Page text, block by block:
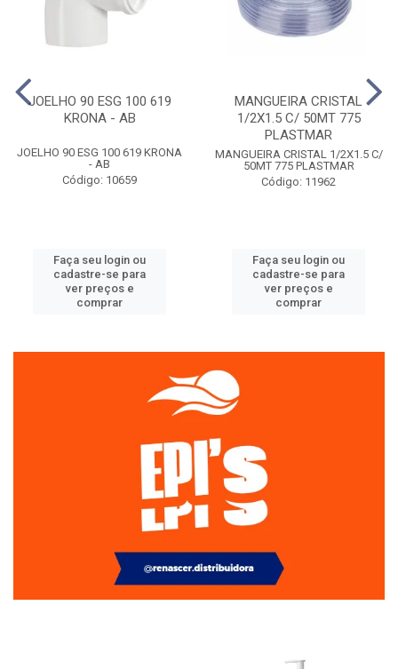
JOELHO 90 ESG 100 619
KRONA - AB
JOELHO 90 ESG 100 619 KRONA
- AB
Código: 10659
Faça seu login ou
cadastre-se para
ver preços e
comprar
MANGUEIRA CRISTAL
1/2X1.5 C/ 50MT 775
PLASTMAR
MANGUEIRA CRISTAL 1/2X1.5 C/
50MT 775 PLASTMAR
Código: 11962
Faça seu login ou
cadastre-se para
ver preços e
comprar